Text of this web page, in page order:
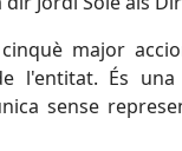
major
l'entitat. És
sense